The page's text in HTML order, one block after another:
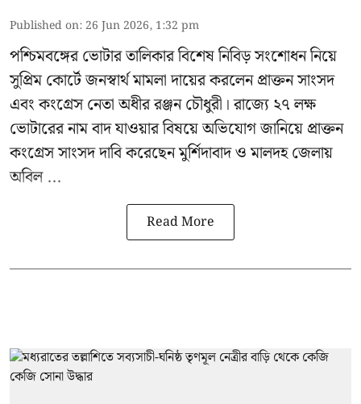
Published on: 26 Jun 2026, 1:32 pm
পশ্চিমবঙ্গেরভোটার তালিকার বিশেষ নিবিড় সংশোধননিয়ে
সুপ্রিম কোর্টে জনস্বার্থ মামলা দায়ের করলেন প্রাক্তন সাংসদ
এবংকংগ্রেস নেতা অধীর রঞ্জন চৌধুরী । রাজ্যে ২৭ লক্ষ
ভোটারের নাম বাদ যাওয়ার বিষয়ে অভিযোগ জানিয়ে প্রাক্তন
কংগ্রেস সাংসদ দাবি করেছেন মুর্শিদাবাদ ও মালদহ জেলায়
অবিল ...
Read More